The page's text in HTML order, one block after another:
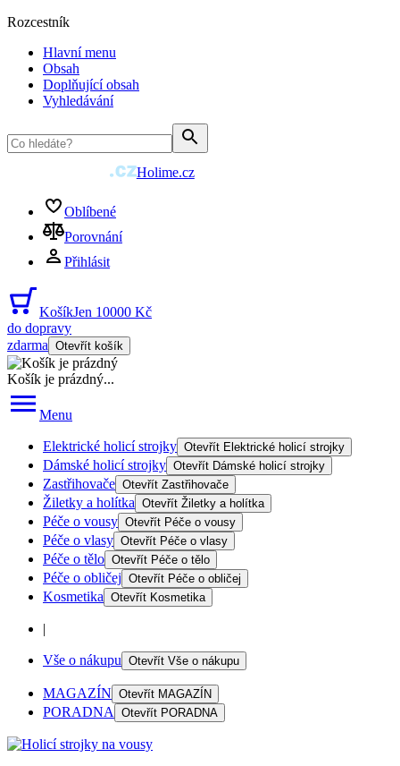
Rozcestník
Hlavní menu
Obsah
Doplňující obsah
Vyhledávání
Holime.cz
Oblíbené
Porovnání
Přihlásit
KošíkJen 10000 Kč
do dopravy
zdarma Otevřít košík
Košík je prázdný...
Menu
Elektrické holicí strojky Otevřít Elektrické holicí strojky
Dámské holicí strojky Otevřít Dámské holicí strojky
Zastřihovače Otevřít Zastřihovače
Žiletky a holítka Otevřít Žiletky a holítka
Péče o vousy Otevřít Péče o vousy
Péče o vlasy Otevřít Péče o vlasy
Péče o tělo Otevřít Péče o tělo
Péče o obličej Otevřít Péče o obličej
Kosmetika Otevřít Kosmetika
|
Vše o nákupu Otevřít Vše o nákupu
MAGAZÍN Otevřít MAGAZÍN
PORADNA Otevřít PORADNA